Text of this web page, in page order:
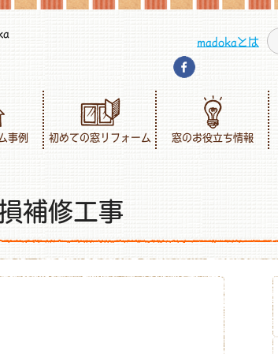
madokaとは
事例 初めての窓リフォーム 窓のお役立ち情報
補修工事